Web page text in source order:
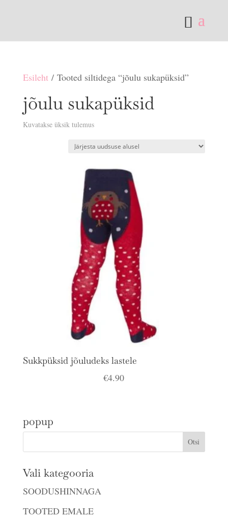
Esileht/ Tooted siltidega “jõulu sukapüksid”
jõulu sukapüksid
Kuvatakse üksik tulemus
Sukkpüksid jõuludeks lastele
€4.90
popup
Vali kategooria
SOODUSHINNAGA
TOOTED EMALE